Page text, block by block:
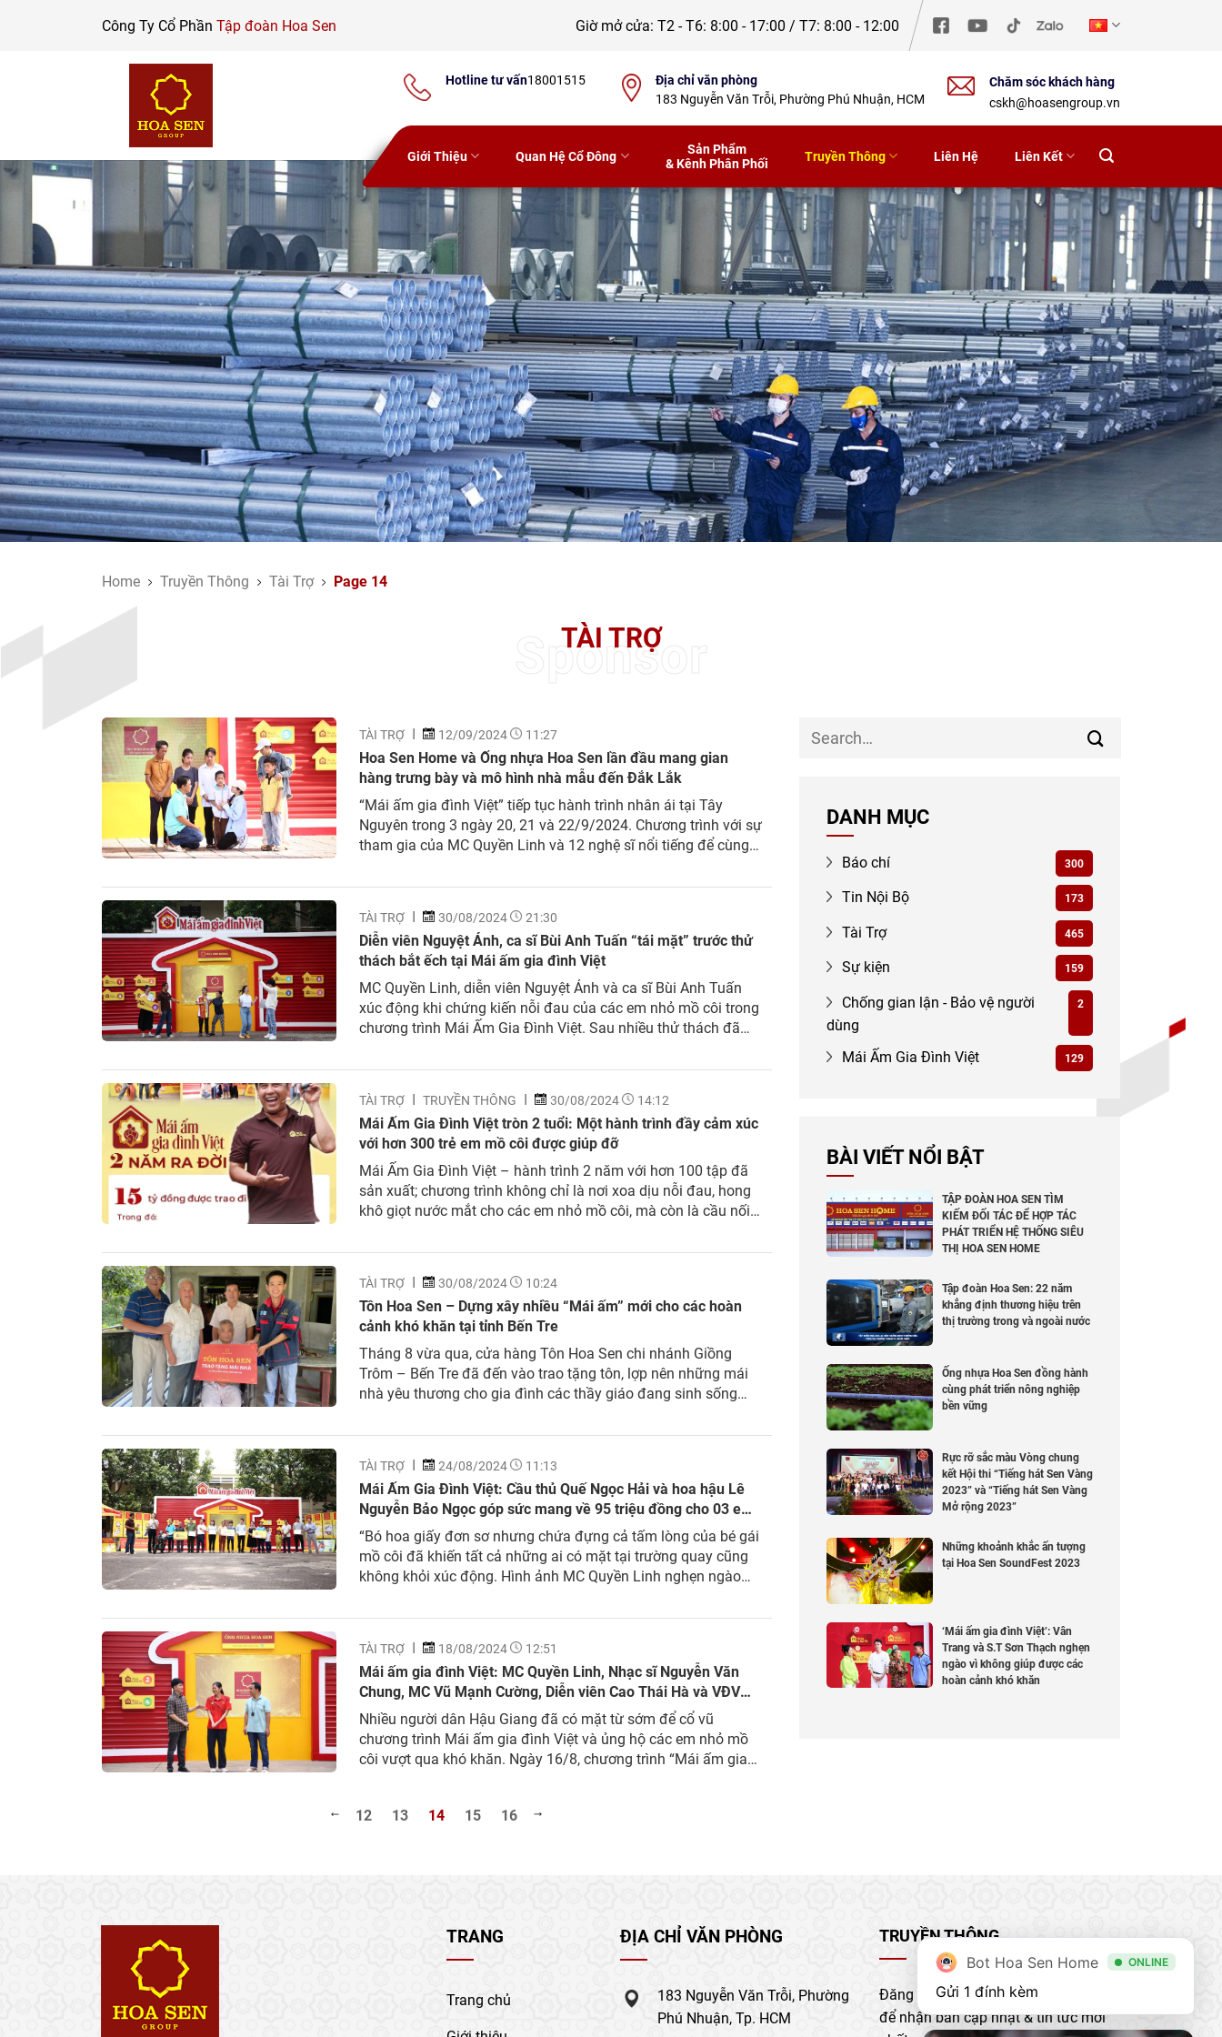
Công Ty Cổ Phần Tập đoàn Hoa Sen Giờ mở cửa:T2 - T6: 8:00 - 17:00 / T7: 8:00 - 12:00
Giới Thiệu Quan Hệ Cổ Đông
Sản Phẩm
& Kênh Phân Phối
Truyền Thông Liên Hệ Liên Kết
Hotline tư vấn18001515
Địa chỉ văn phòng
183 Nguyễn Văn Trỗi, Phường Phú Nhuận, HCM
Chăm sóc khách hàng
cskh@hoasengroup.vn
Home Truyền Thông Tài Trợ Page 14
TÀI TRỢ
Sponsor
TÀI TRỢ 12/09/2024 11:27
Hoa Sen Home và Ống nhựa Hoa Sen lần đầu mang gian
hàng trưng bày và mô hình nhà mẫu đến Đắk Lắk
“Mái ấm gia đình Việt” tiếp tục hành trình nhân ái tại Tây
Nguyên trong 3 ngày 20, 21 và 22/9/2024. Chương trình với sự
tham gia của MC Quyền Linh và 12 nghệ sĩ nổi tiếng để cùng
đầu...
TÀI TRỢ 30/08/2024 21:30
Diễn viên Nguyệt Ánh, ca sĩ Bùi Anh Tuấn “tái mặt” trước thử
thách bắt ếch tại Mái ấm gia đình Việt
MC Quyền Linh, diễn viên Nguyệt Ánh và ca sĩ Bùi Anh Tuấn
xúc động khi chứng kiến nỗi đau của các em nhỏ mồ côi trong
chương trình Mái Ấm Gia Đình Việt. Sau nhiều thử thách đã
mồ côi. Tập...
TÀI TRỢ TRUYỀN THÔNG 30/08/2024 14:12
Mái Ấm Gia Đình Việt tròn 2 tuổi: Một hành trình đầy cảm xúc
với hơn 300 trẻ em mồ côi được giúp đỡ
Mái Ấm Gia Đình Việt – hành trình 2 năm với hơn 100 tập đã
sản xuất; chương trình không chỉ là nơi xoa dịu nỗi đau, hong
khô giọt nước mắt cho các em nhỏ mồ côi, mà còn là cầu nối
cuộc sống. Những câu chuyện xúc động, ý nghĩa; những giá trị
TÀI TRỢ 30/08/2024 10:24
Tôn Hoa Sen – Dựng xây nhiều “Mái ấm” mới cho các hoàn
cảnh khó khăn tại tỉnh Bến Tre
Tháng 8 vừa qua, cửa hàng Tôn Hoa Sen chi nhánh Giồng
Trôm – Bến Tre đã đến vào trao tặng tôn, lợp nên những mái
nhà yêu thương cho gia đình các thầy giáo đang sinh sống
người thầy đã...
TÀI TRỢ 24/08/2024 11:13
Mái Ấm Gia Đình Việt: Cầu thủ Quế Ngọc Hải và hoa hậu Lê
Nguyễn Bảo Ngọc góp sức mang về 95 triệu đồng cho 03 em
nhỏ mồ côi
“Bó hoa giấy đơn sơ nhưng chứa đựng cả tấm lòng của bé gái
mồ côi đã khiến tất cả những ai có mặt tại trường quay cũng
không khỏi xúc động. Hình ảnh MC Quyền Linh nghẹn ngào
chương trình.” Đồng hành...
TÀI TRỢ 18/08/2024 12:51
Mái ấm gia đình Việt: MC Quyền Linh, Nhạc sĩ Nguyễn Văn
Chung, MC Vũ Mạnh Cường, Diễn viên Cao Thái Hà và VĐV
Nguyễn Thị Ánh Viên hoàn thành buổi ghi hình đầu tiên tại
Hậu Giang
Nhiều người dân Hậu Giang đã có mặt từ sớm để cổ vũ
chương trình Mái ấm gia đình Việt và ủng hộ các em nhỏ mồ
côi vượt qua khó khăn. Ngày 16/8, chương trình “Mái ấm gia
12
13 14 15 16
DANH MỤC
Báo chí 300
Tin Nội Bộ 173
Tài Trợ 465
Sự kiện 159
Chống gian lận - Bảo vệ người
dùng
2
Mái Ấm Gia Đình Việt 129
BÀI VIẾT NỔI BẬT
TẬP ĐOÀN HOA SEN TÌM
KIẾM ĐỐI TÁC ĐỂ HỢP TÁC
PHÁT TRIỂN HỆ THỐNG SIÊU
THỊ HOA SEN HOME
Tập đoàn Hoa Sen: 22 năm
khẳng định thương hiệu trên
thị trường trong và ngoài nước
Ống nhựa Hoa Sen đồng hành
cùng phát triển nông nghiệp
bền vững
Rực rỡ sắc màu Vòng chung
kết Hội thi “Tiếng hát Sen Vàng
2023” và “Tiếng hát Sen Vàng
Mở rộng 2023”
Những khoảnh khắc ấn tượng
tại Hoa Sen SoundFest 2023
‘Mái ấm gia đình Việt’: Vân
Trang và S.T Sơn Thạch nghẹn
ngào vì không giúp được các
hoàn cảnh khó khăn
TRANG
Trang chủ
ĐỊA CHỈ VĂN PHÒNG
183 Nguyễn Văn Trỗi, Phường
Phú Nhuận, Tp. HCM
TRUYỀN THÔNG
Đăng ký nhận bản tin của chúng tôi
để nhận bản cập nhật & tin tức mới
Bot Hoa Sen Home ONLINE
Gửi 1 đính kèm